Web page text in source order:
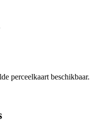
perceelkaart beschikbaar.